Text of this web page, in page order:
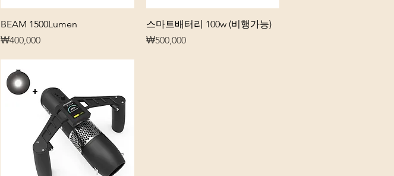
제품보기
BEAM 1500Lumen
가격
₩400,000
제품보기
스마트배터리 100w (비행가능)
가격
₩500,000